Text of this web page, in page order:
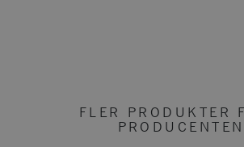
FLER PRODUKTER
PRODUCENTEN